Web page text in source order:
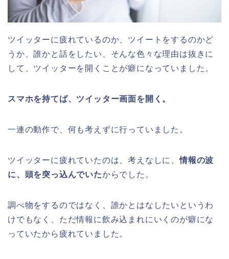
ツイッターに疲れているのか、ツイートをするのかど
うか、誰かと話をしたい、そんな色々な理由は抜きに
して、ツイッターを開くことが癖になっていました。
スマホを持てば、ツイッター画面を開く。
一連の動作で、何も考えずに行っていました。
ツイッターに疲れていたのは、考えなしに、情報の波
に、頭を突っ込んでいたからでした。
調べ物をするのではなく、誰かとはなしたいというわ
けでもなく、ただ情報に飲み込まれにいくのが癖にな
っていたから疲れていました。